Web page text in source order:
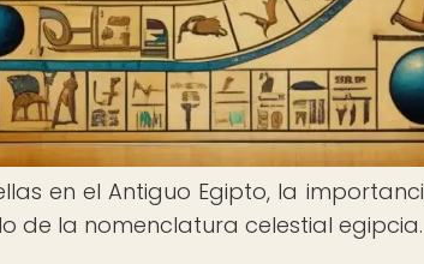
en el Antiguo Egipto, la
de la nomenclatura celestial egipcia.